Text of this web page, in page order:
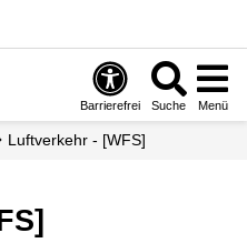
Barrierefrei Suche Menü
Luftverkehr - [WFS]